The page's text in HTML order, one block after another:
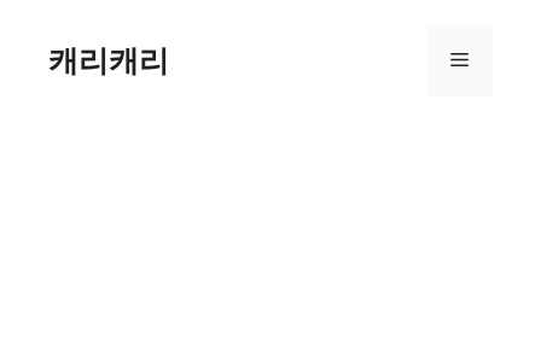
캐리캐리 메